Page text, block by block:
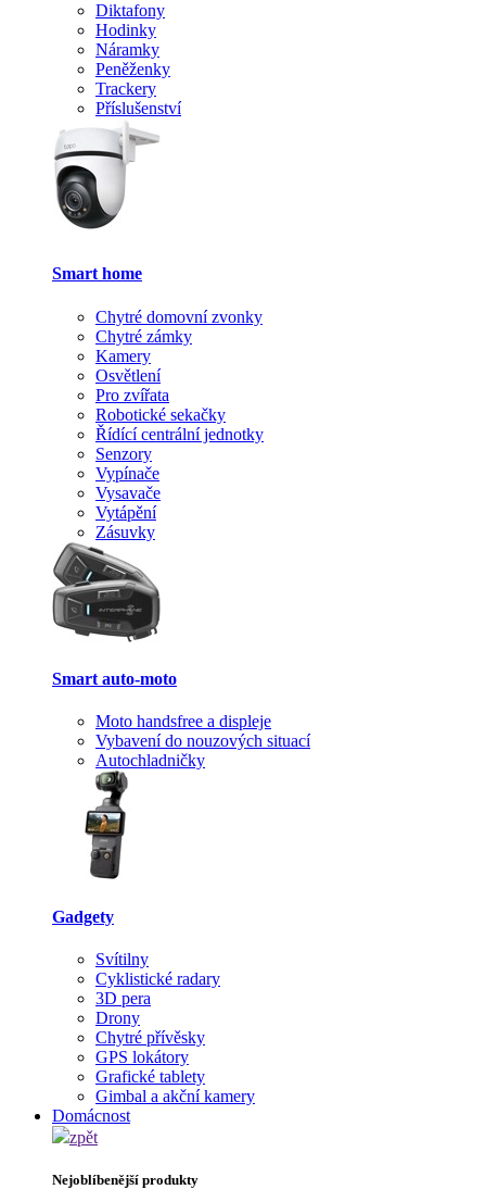
Diktafony
Hodinky
Náramky
Peněženky
Trackery
Příslušenství
Smart home
Chytré domovní zvonky
Chytré zámky
Kamery
Osvětlení
Pro zvířata
Robotické sekačky
Řídící centrální jednotky
Senzory
Vypínače
Vysavače
Vytápění
Zásuvky
Smart auto-moto
Moto handsfree a displeje
Vybavení do nouzových situací
Autochladničky
Gadgety
Svítilny
Cyklistické radary
3D pera
Drony
Chytré přívěsky
GPS lokátory
Grafické tablety
Gimbal a akční kamery
Domácnost
zpět
Nejoblíbenější produkty